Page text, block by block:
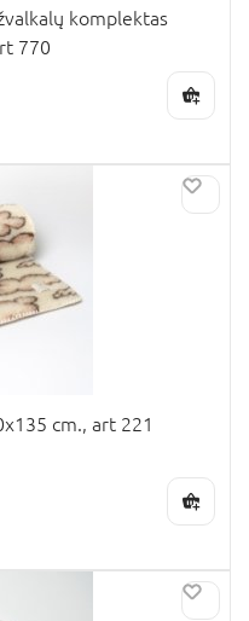
komplektas
770
cm., art 221